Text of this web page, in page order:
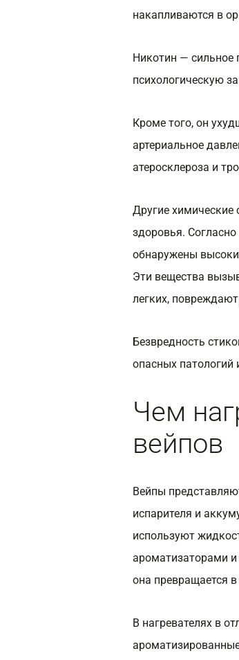
накапливаются в
Никотин — сильное
психологическую
Кроме того, он
артериальное
атеросклероза и
Другие химические
здоровья.
обнаружены
Эти вещества
легких,
Безвредность
опасных патологий
Чем
вейпов
Вейпы
испарителя и
используют
ароматизаторами и
она превращается
В нагревателях в